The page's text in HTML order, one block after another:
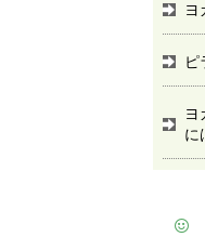
ヨ
ピ
ヨ
に